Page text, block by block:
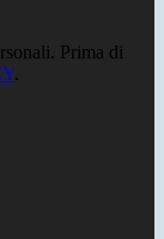
Prima di
.